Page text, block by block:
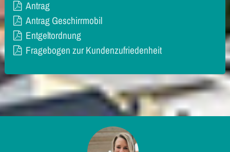
Antrag
Antrag Geschirrmobil
Entgeltordnung
Fragebogen zur Kundenzufriedenheit